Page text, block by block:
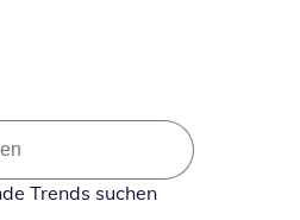
Trends suchen